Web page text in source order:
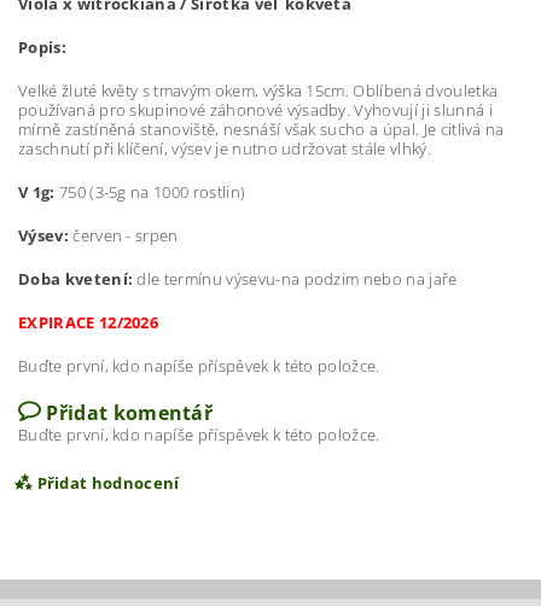
Popis:
Velké žluté květy s tmavým okem, výška 15cm. Oblíbená dvouletka
používaná pro skupinové záhonové výsadby. Vyhovují ji slunná i
mírně zastíněná stanoviště, nesnáší však sucho a úpal. Je citlivá na
zaschnutí při klíčení, výsev je nutno udržovat stále vlhký.
V 1g: 750 (3-5g na 1000 rostlin)
Výsev:červen - srpen
Doba kvetení: dle termínu výsevu-na podzim nebo na jaře
EXPIRACE 12/2026
Buďte první, kdo napíše příspěvek k této položce.
Přidat komentář
Buďte první, kdo napíše příspěvek k této položce.
Přidat hodnocení